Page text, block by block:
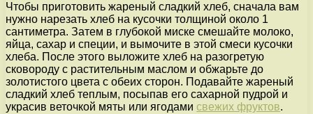
Чтобы приготовить жареный сладкий хлеб, сначала вам
нужно нарезать хлеб на кусочки толщиной около 1
сантиметра. Затем в глубокой миске смешайте молоко,
яйца, сахар и специи, и вымочите в этой смеси кусочки
хлеба. После этого выложите хлеб на разогретую
сковороду с растительным маслом и обжарьте до
золотистого цвета с обеих сторон. Подавайте жареный
сладкий хлеб теплым, посыпав его сахарной пудрой и
украсив веточкой мяты или ягодами свежих фруктов.